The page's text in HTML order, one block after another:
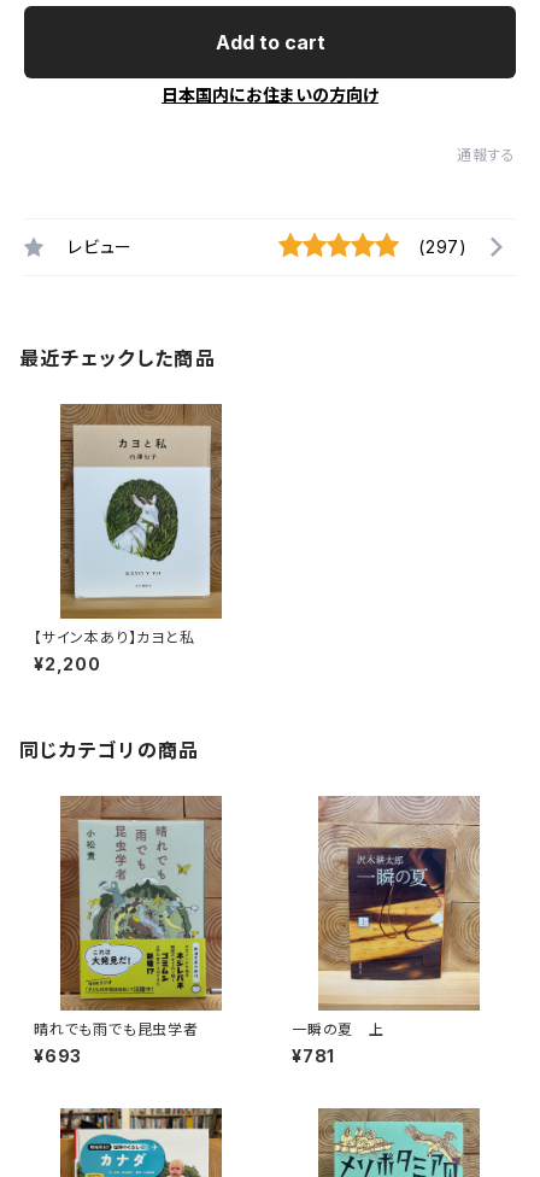
Add to cart
日本国内にお住まいの方向け
通報する
レビュー (297)
最近チェックした商品
【サイン本あり】カヨと私
¥2,200
同じカテゴリの商品
晴れでも雨でも昆虫学者
¥693
一瞬の夏 上
¥781